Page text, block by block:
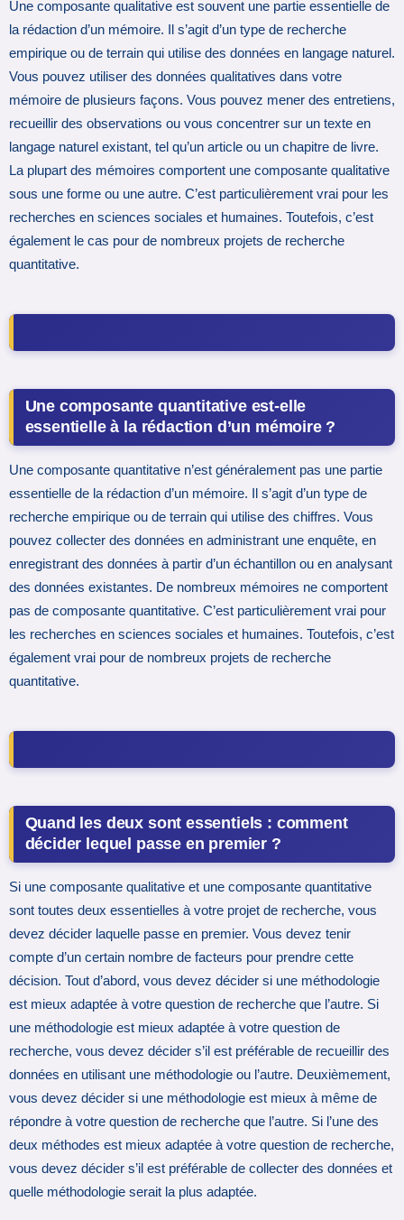
Une composante qualitative est souvent une partie essentielle de
la rédaction d’un mémoire. Il s’agit d’un type de recherche
empirique ou de terrain qui utilise des données en langage naturel.
Vous pouvez utiliser des données qualitatives dans votre
mémoire de plusieurs façons. Vous pouvez mener des entretiens,
recueillir des observations ou vous concentrer sur un texte en
langage naturel existant, tel qu’un article ou un chapitre de livre.
La plupart des mémoires comportent une composante qualitative
sous une forme ou une autre. C’est particulièrement vrai pour les
recherches en sciences sociales et humaines. Toutefois, c’est
également le cas pour de nombreux projets de recherche
quantitative.
Une composante quantitative est-elle
essentielle à la rédaction d’un mémoire ?
Une composante quantitative n’est généralement pas une partie
essentielle de la rédaction d’un mémoire. Il s’agit d’un type de
recherche empirique ou de terrain qui utilise des chiffres. Vous
pouvez collecter des données en administrant une enquête, en
enregistrant des données à partir d’un échantillon ou en analysant
des données existantes. De nombreux mémoires ne comportent
pas de composante quantitative. C’est particulièrement vrai pour
les recherches en sciences sociales et humaines. Toutefois, c’est
également vrai pour de nombreux projets de recherche
quantitative.
Quand les deux sont essentiels : comment
décider lequel passe en premier ?
Si une composante qualitative et une composante quantitative
sont toutes deux essentielles à votre projet de recherche, vous
devez décider laquelle passe en premier. Vous devez tenir
compte d’un certain nombre de facteurs pour prendre cette
décision. Tout d’abord, vous devez décider si une méthodologie
est mieux adaptée à votre question de recherche que l’autre. Si
une méthodologie est mieux adaptée à votre question de
recherche, vous devez décider s’il est préférable de recueillir des
données en utilisant une méthodologie ou l’autre. Deuxièmement,
vous devez décider si une méthodologie est mieux à même de
répondre à votre question de recherche que l’autre. Si l’une des
deux méthodes est mieux adaptée à votre question de recherche,
vous devez décider s’il est préférable de collecter des données et
quelle méthodologie serait la plus adaptée.